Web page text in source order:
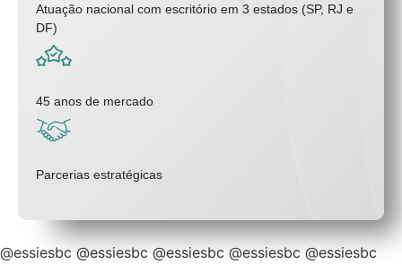
Atuação nacional com escritório em 3 estados (SP, RJ e
DF)
45 anos de mercado
Parcerias estratégicas
@essiesbc @essiesbc @essiesbc @essiesbc @essiesbc